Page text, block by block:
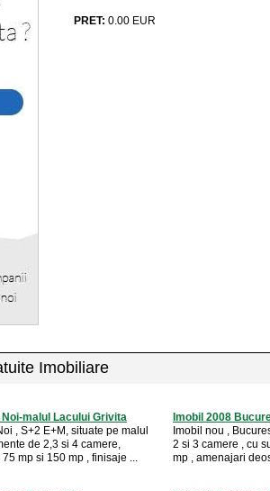
PRET: 0.00 EUR
Imobiliare
malul Lacului Grivita
, S+2 E+M, situate pe malul
de 2,3 si 4 camere,
mp si 150 mp , finisaje ...
Imobil 2008
Imobil nou ,
2 si 3 camere , cu
mp , amenajari